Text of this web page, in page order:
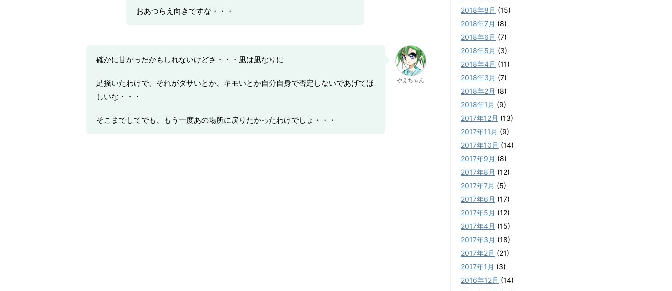
おあつらえ向きですな・・・
確かに甘かったかもしれないけどさ・・・凪は凪なりに
足掻いたわけで、それがダサいとか、キモいとか自分自身で否定しないであげてほ
しいな・・・
そこまでしてでも、もう一度あの場所に戻りたかったわけでしょ・・・
やえちゃん
2018年8月 (15)
2018年7月 (8)
2018年6月 (7)
2018年5月 (3)
2018年4月 (11)
2018年3月 (7)
2018年2月 (8)
2018年1月 (9)
2017年12月 (13)
2017年11月 (9)
2017年10月 (14)
2017年9月 (8)
2017年8月 (12)
2017年7月 (5)
2017年6月 (17)
2017年5月 (12)
2017年4月 (15)
2017年3月 (18)
2017年2月 (21)
2017年1月 (3)
2016年12月 (14)